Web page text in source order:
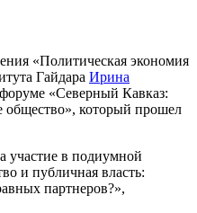
«Политическая экономия
Гайдара Ирина
«Северный Кавказ:
общество», который прошел
участие в подиумной
и публичная власть:
партнеров?»,